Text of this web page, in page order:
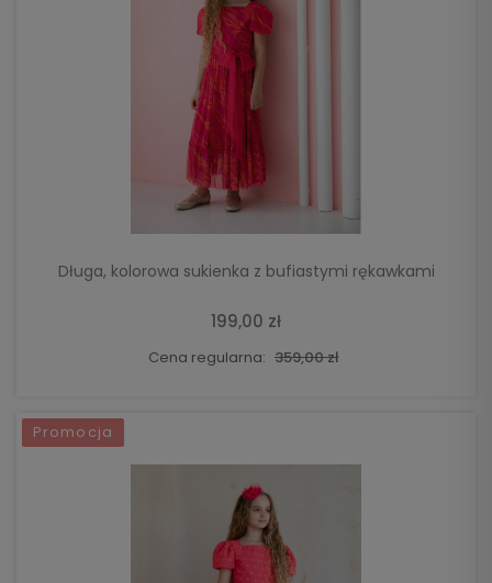
Długa, kolorowa sukienka z bufiastymi rękawkami
199,00 zł
Cena regularna: 359,00 zł
DO KOSZYKA
Promocja